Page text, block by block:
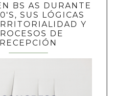
BS AS DURANTE
SUS LÓGICAS
Y
DE
RECEPCIÓN